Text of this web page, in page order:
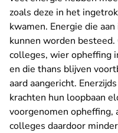
zoals deze in het
kwamen. Energie die
kunnen worden
colleges, wier opheffing
en die thans blijven
aard aangericht.
krachten hun loopbaan
voorgenomen opheffing,
colleges daardoor